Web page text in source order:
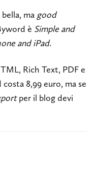
ma good
è Simple and
and iPad.
Rich Text, PDF e
8,99 euro, ma se
per il blog devi